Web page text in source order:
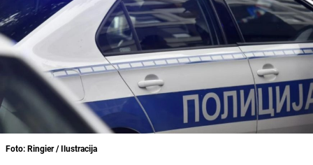
Foto: Ringier / Ilustracija